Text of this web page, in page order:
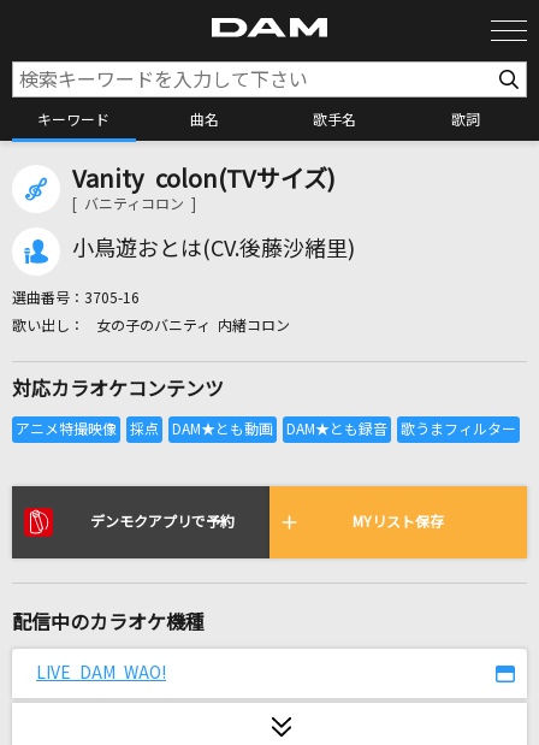
キーワード 曲名 歌手名 歌詞
カラオケ検索
カラオケ店舗検索
全国りれき
リコ(CV:富田美憂)、レグ(CV:伊瀬茉莉也)
Janne Da Arc
Vanity colon(TVサイズ)
[ バニティコロン ]
小鳥遊おとは(CV.後藤沙緒里)
選曲番号： 3705-16
女の子のバニティ 内緒コロン
対応カラオケコンテンツ
デンモクアプリで予約 MYリスト保存
配信中のカラオケ機種
LIVE DAM WAO!